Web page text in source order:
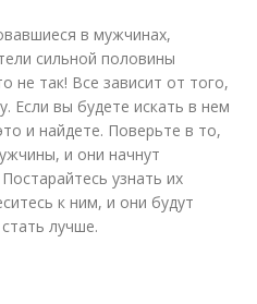
в мужчинах,
сильной половины
не так! Все зависит от того,
Если вы будете искать в нем
и найдете. Поверьте в то,
и они начнут
узнать их
к ним, и они будут
лучше.